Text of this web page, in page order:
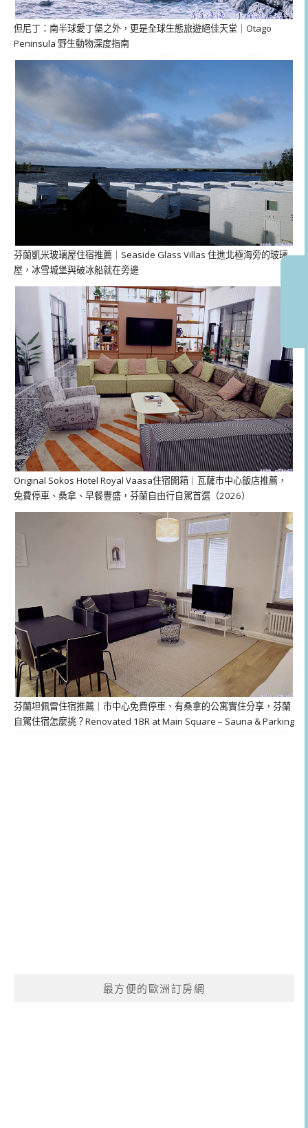
但尼丁：南半球愛丁堡之外，更是全球生態旅遊絕佳天堂｜Otago
Peninsula 野生動物深度指南
芬蘭凱米玻璃屋住宿推薦｜Seaside Glass Villas 住進北極海旁的玻璃
屋，冰雪城堡與破冰船就在旁邊
Original Sokos Hotel Royal Vaasa住宿開箱｜瓦薩市中心飯店推薦，
免費停車、桑拿、早餐豐盛，芬蘭自由行自駕首選（2026）
芬蘭坦佩雷住宿推薦｜市中心免費停車、有桑拿的公寓實住分享，芬蘭
自駕住宿怎麼挑？Renovated 1BR at Main Square – Sauna & Parking
最方便的歐洲訂房網